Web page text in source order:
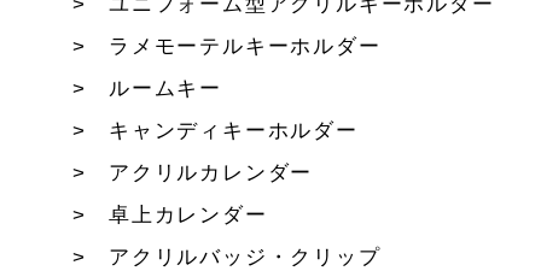
ラメモーテルキーホルダー
ルームキー
キャンディキーホルダー
アクリルカレンダー
卓上カレンダー
アクリルバッジ・クリップ